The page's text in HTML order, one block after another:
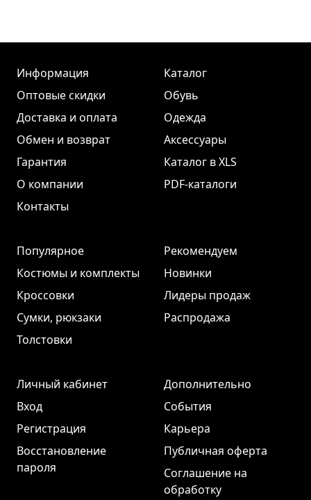
Информация
Оптовые скидки
Доставка и оплата
Обмен и возврат
Гарантия
О компании
Контакты
Каталог
Обувь
Одежда
Аксессуары
Каталог в XLS
PDF-каталоги
Популярное
Костюмы и комплекты
Кроссовки
Сумки, рюкзаки
Толстовки
Рекомендуем
Новинки
Лидеры продаж
Распродажа
Личный кабинет
Вход
Регистрация
Восстановление
пароля
Дополнительно
События
Карьера
Публичная оферта
Соглашение на
обработку